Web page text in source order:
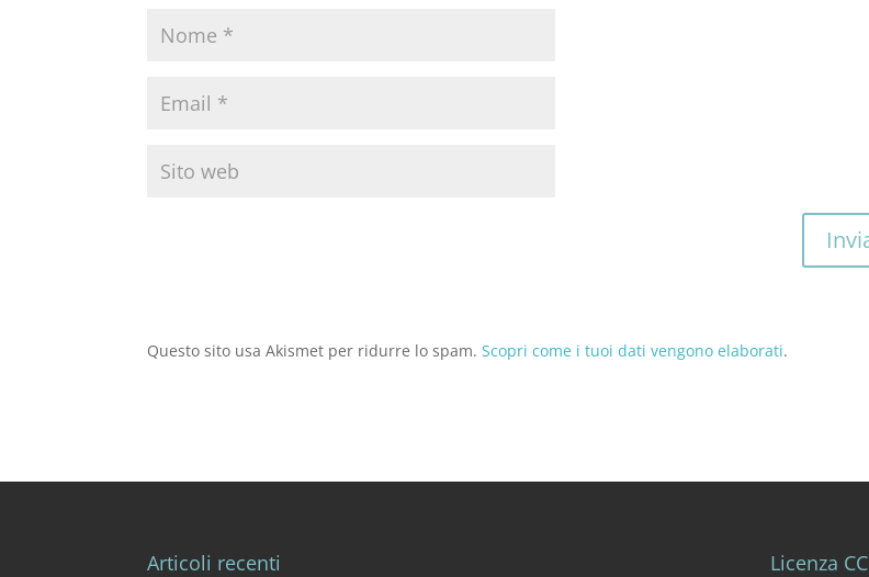
Questo sito usa Akismet per ridurre lo spam.Scopri come i tuoi dati vengono elaborati.
Articoli recenti Licenza CC